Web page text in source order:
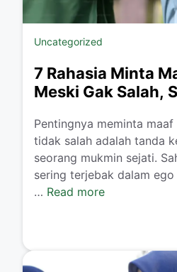
Uncategorized
7 Rahasia Minta
Meski Gak Salah,
Pentingnya meminta
tidak salah adalah tanda
seorang mukmin sejati.
sering terjebak dalam
… Read more